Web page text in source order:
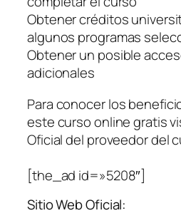
Obtener créditos
algunos programas
Obtener un posible
adicionales
Para conocer los
este curso online gratis
Oficial del proveedor del
[the_ad id=»5208″]
Sitio Web Oficial: